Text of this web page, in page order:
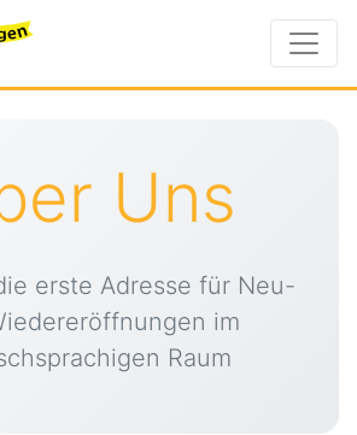
Uns
erste Adresse für Neu-
im
Raum